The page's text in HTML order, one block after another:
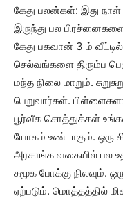
கேது பலன்கள்: இது நாள்
இருந்து பல
கேது பகவான் 3 ம்
செல்வங்களை திரும்ப
மந்த நிலை மாறும்.
பெறுவார்கள்.
பூர்வீக சொத்துக்கள்
யோகம் உண்டாகும். ஒரு
அரசாங்க வகையில் பல
சுமூக போக்கு நிலவும்.
ஏற்படும். மொத்தத்தில்